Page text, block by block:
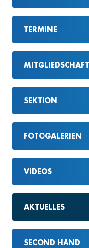
TERMINE
MITGLIEDSCHAFT
SEKTION
FOTOGALERIEN
VIDEOS
AKTUELLES
SECOND HAND